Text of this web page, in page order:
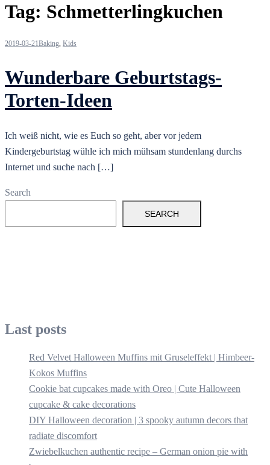
Tag: Schmetterlingkuchen
2019-03-21Baking, Kids
Wunderbare Geburtstags-
Torten-Ideen
Ich weiß nicht, wie es Euch so geht, aber vor jedem
Kindergeburtstag wühle ich mich mühsam stundenlang durchs
Internet und suche nach […]
Search
SEARCH
Last posts
Red Velvet Halloween Muffins mit Gruseleffekt | Himbeer-
Kokos Muffins
Cookie bat cupcakes made with Oreo | Cute Halloween
cupcake & cake decorations
DIY Halloween decoration | 3 spooky autumn decors that
radiate discomfort
Zwiebelkuchen authentic recipe – German onion pie with